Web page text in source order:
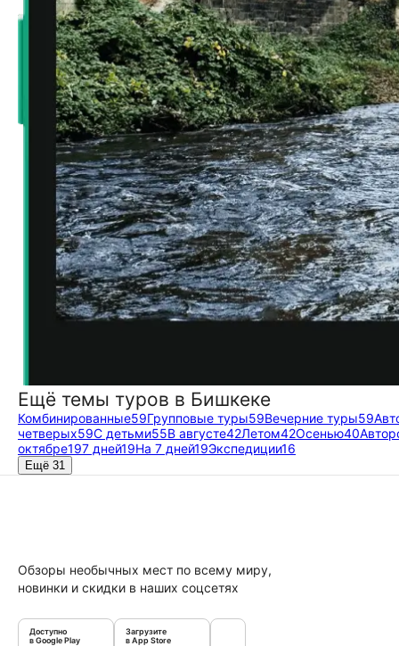
Ещё темы туров в Бишкеке
Комбинированные59Групповые туры59Вечерние туры59
четверых59С детьми55В августе42Летом42Осенью40
октябре197 дней19На 7 дней19Экспедиции16
Ещё 31
Обзоры необычных мест по всему миру,
новинки и скидки в наших соцсетях
Доступно
в Google Play
Загрузите
в App Store